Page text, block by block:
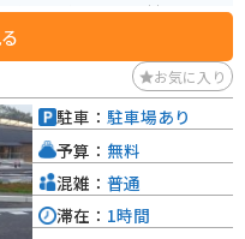
な観光スポットが点在している
す。
お気に入り
駐車： 駐車場あり
予算： 無料
混雑： 普通
滞在： 1時間